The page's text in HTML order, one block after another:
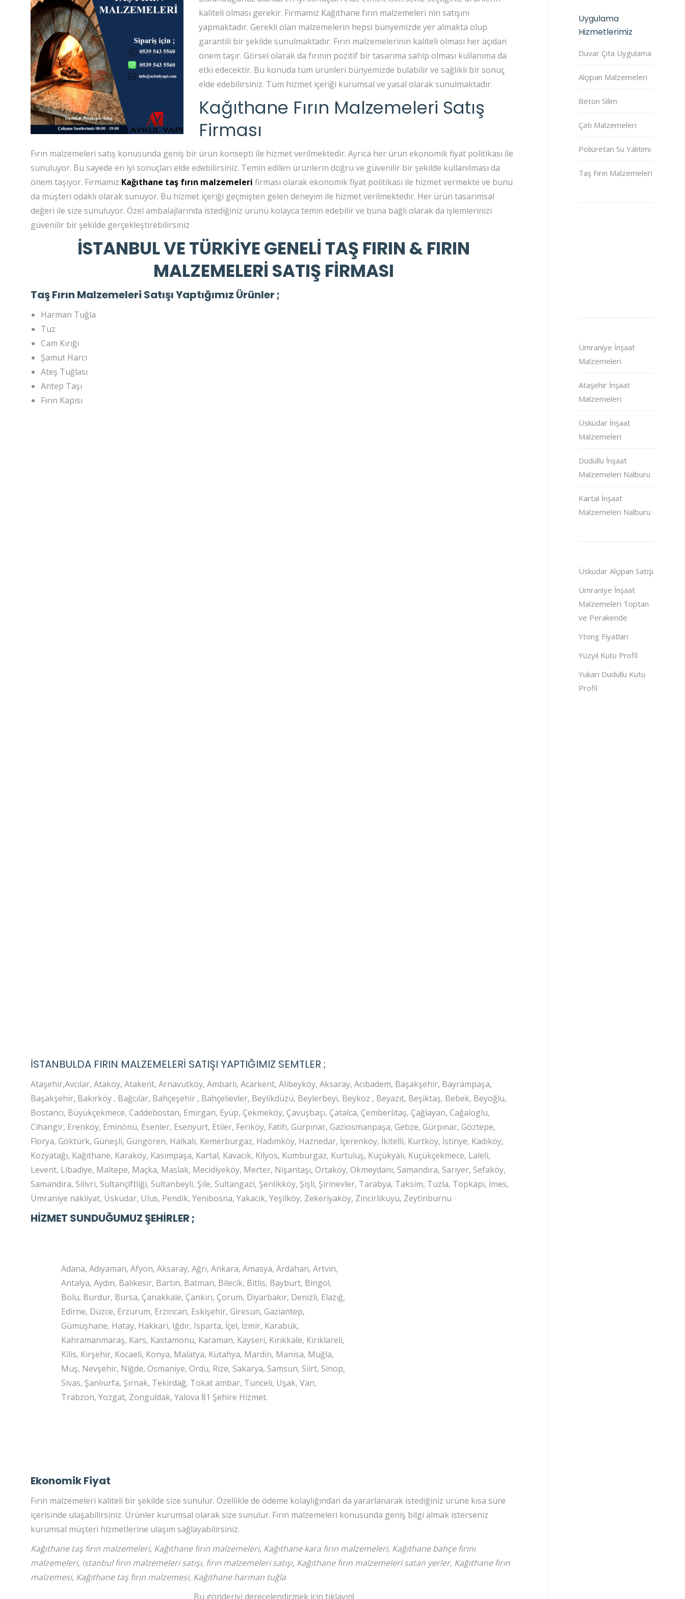
kaliteli olması gerekir. Firmamız Kağıthane fırın malzemeleri nin satışını
yapmaktadır. Gerekli olan malzemelerin hepsi bünyemizde yer almakta olup
garantili bir şekilde sunulmaktadır. Fırın malzemelerinin kaliteli olması her açıdan
önem taşır. Görsel olarak da fırının pozitif bir tasarıma sahip olması kullanıma da
etki edecektir. Bu konuda tüm ürünleri bünyemizde bulabilir ve sağlıklı bir sonuç
elde edebilirsiniz. Tüm hizmet içeriği kurumsal ve yasal olarak sunulmaktadır.
Kağıthane Fırın Malzemeleri Satış
Firması
Fırın malzemeleri satış konusunda geniş bir ürün konsepti ile hizmet verilmektedir. Ayrıca her ürün ekonomik fiyat politikası ile
sunuluyor. Bu sayede en iyi sonuçları elde edebilirsiniz. Temin edilen ürünlerin doğru ve güvenilir bir şekilde kullanılması da
önem taşıyor. Firmamız Kağıthane taş fırın malzemeleri firması olarak ekonomik fiyat politikası ile hizmet vermekte ve bunu
da müşteri odaklı olarak sunuyor. Bu hizmet içeriği geçmişten gelen deneyim ile hizmet verilmektedir. Her ürün tasarımsal
değeri ile size sunuluyor. Özel ambalajlarında istediğiniz ürünü kolayca temin edebilir ve buna bağlı olarak da işlemlerinizi
güvenilir bir şekilde gerçekleştirebilirsiniz
İSTANBUL VE TÜRKİYE GENELİ TAŞ FIRIN & FIRIN
MALZEMELERİ SATIŞ FİRMASI
Taş Fırın Malzemeleri Satışı Yaptığımız Ürünler ;
Harman Tuğla
Tuz
Cam Kırığı
Şamut Harcı
Ateş Tuğlası
Antep Taşı
Fırın Kapısı
İSTANBULDA FIRIN MALZEMELERİ SATIŞI YAPTIĞIMIZ SEMTLER ;
Ataşehir,Avcılar, Ataköy, Atakent, Arnavutköy, Ambarlı, Acarkent, Alibeyköy, Aksaray, Acıbadem, Başakşehir, Bayrampaşa,
Başakşehir, Bakırköy , Bağcılar, Bahçeşehir , Bahçelievler, Beylikdüzü, Beylerbeyi, Beykoz , Beyazıt, Beşiktaş, Bebek, Beyoğlu,
Bostancı, Büyükçekmece, Caddebostan, Emirgan, Eyüp, Çekmeköy, Çavuşbaşı, Çatalca, Çemberlitaş, Çağlayan, Cağaloglu,
Cihangir, Erenköy, Eminönü, Esenler, Esenyurt, Etiler, Feriköy, Fatih, Gürpınar, Gaziosmanpaşa, Gebze, Gürpınar, Göztepe,
Florya, Göktürk, Güneşli, Güngören, Halkalı, Kemerburgaz, Hadımköy, Haznedar, İçerenköy, İkitelli, Kurtköy, İstinye, Kadıköy,
Kozyatağı, Kağıthane, Karaköy, Kasımpaşa, Kartal, Kavacık, Kilyos, Kumburgaz, Kurtuluş, Küçükyalı, Küçükçekmece, Laleli,
Levent, Libadiye, Maltepe, Maçka, Maslak, Mecidiyeköy, Merter, Nişantaşı, Ortaköy, Okmeydanı, Samandıra, Sarıyer, Sefaköy,
Samandıra, Silivri, Sultançiftliği, Sultanbeyli, Şile, Sultangazi, Şenlikköy, Şişli, Şirinevler, Tarabya, Taksim, Tuzla, Topkapı, İmes,
Ümraniye nakliyat, Üsküdar, Ulus, Pendik, Yenibosna, Yakacık, Yeşilköy, Zekeriyaköy, Zincirlikuyu, Zeytinburnu
HİZMET SUNDUĞUMUZ ŞEHİRLER ;
Adana, Adıyaman, Afyon, Aksaray, Ağrı, Ankara, Amasya, Ardahan, Artvin,
Antalya, Aydın, Balıkesir, Bartın, Batman, Bilecik, Bitlis, Bayburt, Bingöl,
Bolu, Burdur, Bursa, Çanakkale, Çankırı, Çorum, Diyarbakır, Denizli, Elazığ,
Edirne, Düzce, Erzurum, Erzincan, Eskişehir, Giresun, Gaziantep,
Gümüşhane, Hatay, Hakkari, Iğdır, Isparta, İçel, İzmir, Karabük,
Kahramanmaraş, Kars, Kastamonu, Karaman, Kayseri, Kırıkkale, Kırıklareli,
Kilis, Kırşehir, Kocaeli, Konya, Malatya, Kütahya, Mardin, Manisa, Muğla,
Muş, Nevşehir, Niğde, Osmaniye, Ordu, Rize, Sakarya, Samsun, Siirt, Sinop,
Sivas, Şanlıurfa, Şırnak, Tekirdağ, Tokat ambar, Tunceli, Uşak, Van,
Trabzon, Yozgat, Zonguldak, Yalova 81 Şehire Hizmet.
Ekonomik Fiyat
Fırın malzemeleri kaliteli bir şekilde size sunulur. Özellikle de ödeme kolaylığından da yararlanarak istediğiniz ürüne kısa süre
içerisinde ulaşabilirsiniz. Ürünler kurumsal olarak size sunulur. Fırın malzemeleri konusunda geniş bilgi almak isterseniz
kurumsal müşteri hizmetlerine ulaşım sağlayabilirsiniz.
Kağıthane taş fırın malzemeleri, Kağıthane fırın malzemeleri, Kağıthane kara fırın malzemeleri, Kağıthane bahçe fırını
malzemeleri, istanbul fırın malzemeleri satışı, fırın malzemeleri satışı, Kağıthane fırın malzemeleri satan yerler, Kağıthane fırın
malzemesi, Kağıthane taş fırın malzemesi, Kağıthane harman tuğla
Bu gönderiyi derecelendirmek için tıklayın!
Uygulama
Hizmetlerimiz
Duvar Çıta Uygulama
Alçıpan Malzemeleri
Beton Silim
Çatı Malzemeleri
Poliüretan Su Yalıtımı
Taş Fırın Malzemeleri
Ümraniye İnşaat
Malzemeleri
Ataşehir İnşaat
Malzemeleri
Üsküdar İnşaat
Malzemeleri
Dudullu İnşaat
Malzemeleri Nalburu
Kartal İnşaat
Malzemeleri Nalburu
Üsküdar Alçıpan Satışı
Ümraniye İnşaat
Malzemeleri Toptan
ve Perakende
Ytong Fiyatları
Yüzyıl Kutu Profil
Yukarı Dudullu Kutu
Profil